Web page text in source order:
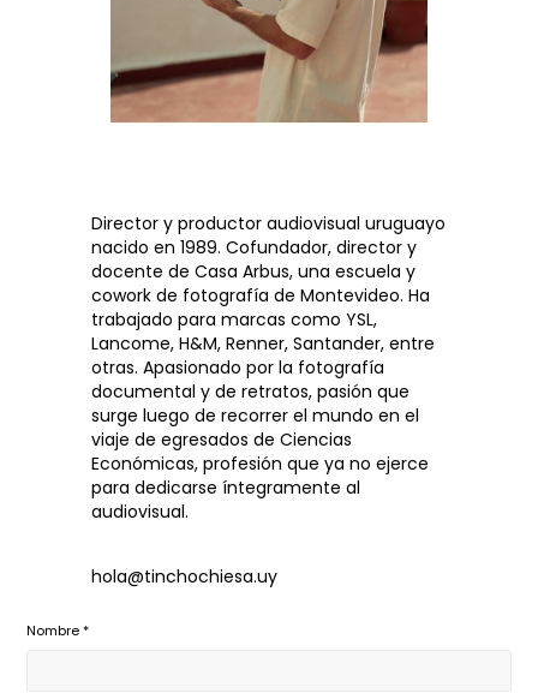
Director y productor audiovisual uruguayo
nacido en 1989. Cofundador, director y
docente de Casa Arbus, una escuela y
cowork de fotografía de Montevideo. Ha
trabajado para marcas como YSL,
Lancome, H&M, Renner, Santander, entre
otras. Apasionado por la fotografía
documental y de retratos, pasión que
surge luego de recorrer el mundo en el
viaje de egresados de Ciencias
Económicas, profesión que ya no ejerce
para dedicarse íntegramente al
audiovisual.
hola@tinchochiesa.uy
Nombre *